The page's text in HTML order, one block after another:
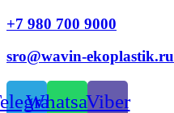
+7 980 700 9000
sro@wavin-ekoplastik.ru
WhatsappViber